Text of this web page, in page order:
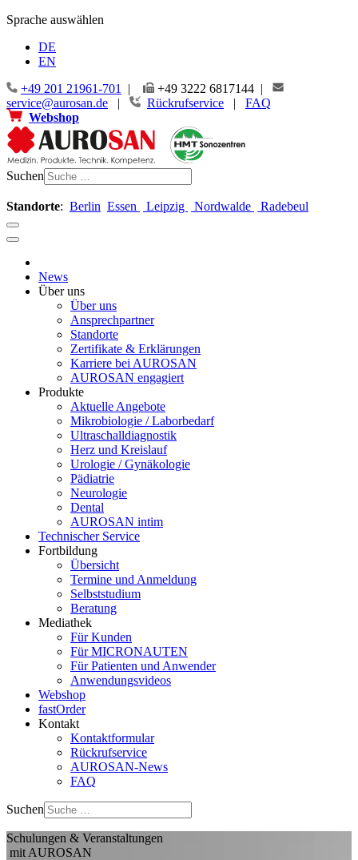
Sprache auswählen
DE
EN
+49 201 21961-701
|
+49 3222 6817144 |
service@aurosan.de | Rückrufservice |
FAQ
Webshop
Suchen
Standorte: Berlin Essen Leipzig Nordwalde Radebeul
News
Über uns
Über uns
Ansprechpartner
Standorte
Zertifikate & Erklärungen
Karriere bei AUROSAN
AUROSAN engagiert
Produkte
Aktuelle Angebote
Mikrobiologie / Laborbedarf
Ultraschalldiagnostik
Herz und Kreislauf
Urologie / Gynäkologie
Pädiatrie
Neurologie
Dental
AUROSAN intim
Technischer Service
Fortbildung
Übersicht
Termine und Anmeldung
Selbststudium
Beratung
Mediathek
Für Kunden
Für MICRONAUTEN
Für Patienten und Anwender
Anwendungsvideos
Webshop
fastOrder
Kontakt
Kontaktformular
Rückrufservice
AUROSAN-News
FAQ
Suchen
Schulungen & Veranstaltungen
mit AUROSAN
Jahr
Monat
Jahr
Monat